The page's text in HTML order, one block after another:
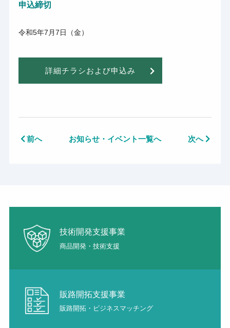
申込締切
令和5年7月7日（金）
詳細チラシおよび申込み
前へ お知らせ・イベント一覧へ 次へ
技術開発支援事業
商品開発・技術支援
販路開拓支援事業
販路開拓・ビジネスマッチング